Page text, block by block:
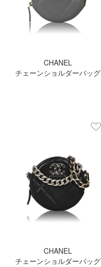
CHANEL
チェーンショルダーバッグ
CHANEL
チェーンショルダーバッグ